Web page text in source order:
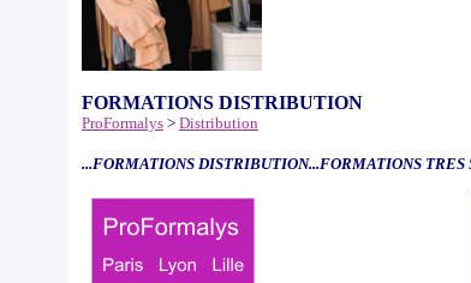
FORMATIONS DISTRIBUTION
ProFormalys > Distribution
...FORMATIONS DISTRIBUTION...FORMATIONS TRES